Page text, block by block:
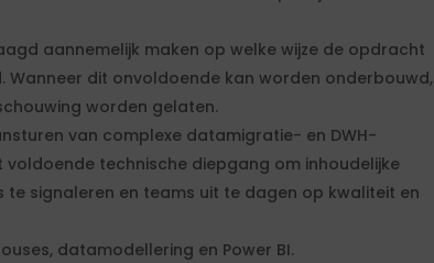
aannemelijk maken op welke wijze de opdracht
dit onvoldoende kan worden onderbouwd,
worden gelaten.
van complexe datamigratie- en DWH-
technische diepgang om inhoudelijke
te signaleren en teams uit te dagen op kwaliteit en
datamodellering en Power BI.